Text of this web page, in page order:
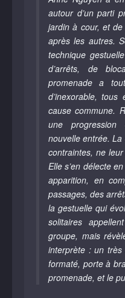
autour d’un parti
jardin à cour, et
après les autres.
technique
d’arrêts, de
promenade a
d’inexorable,
cause commune.
une progression
nouvelle entrée.
contraintes, ne
Elle s’en délecte
apparition, en
passages, des
la gestuelle qui
solitaires
groupe, mais
interprète : un très
formaté, porte à
promenade, et le